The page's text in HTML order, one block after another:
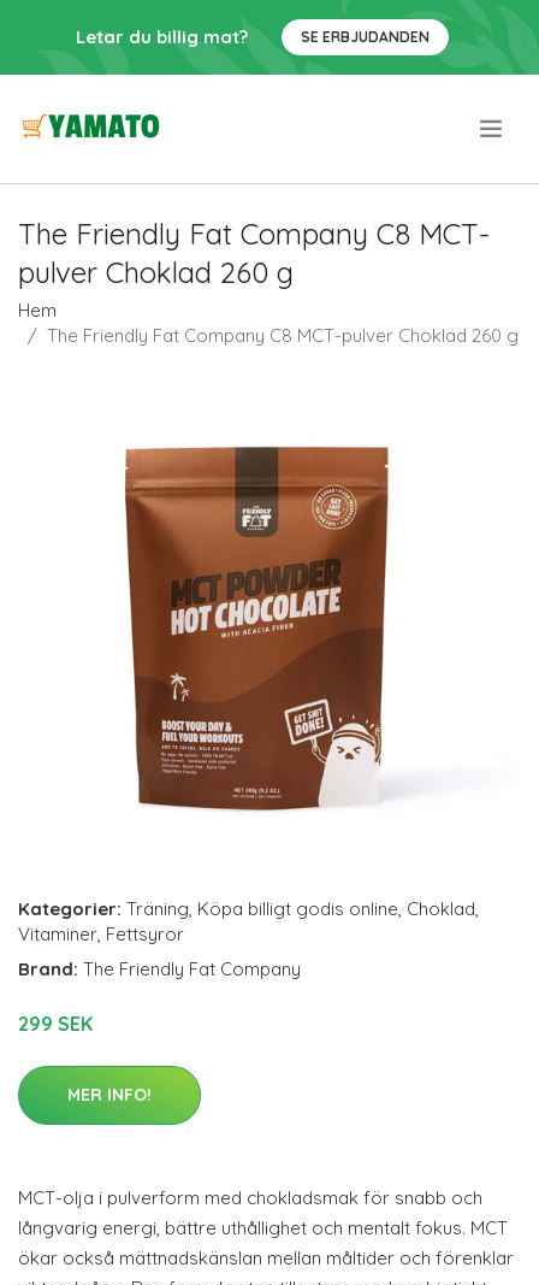
Letar du billig mat? SE ERBJUDANDEN
The Friendly Fat Company C8 MCT-
pulver Choklad 260 g
Hem
The Friendly Fat Company C8 MCT-pulver Choklad 260 g
Kategorier: Träning, Köpa billigt godis online, Choklad,
Vitaminer, Fettsyror
Brand: The Friendly Fat Company
299 SEK
MER INFO!
MCT-olja i pulverform med chokladsmak för snabb och
långvarig energi, bättre uthållighet och mentalt fokus. MCT
ökar också mättnadskänslan mellan måltider och förenklar